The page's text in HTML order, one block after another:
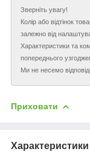
Зверніть увагу!
Колір або відтінок
залежно від
Характеристики та
попереднього
Ми не несемо
Приховати
Характеристики